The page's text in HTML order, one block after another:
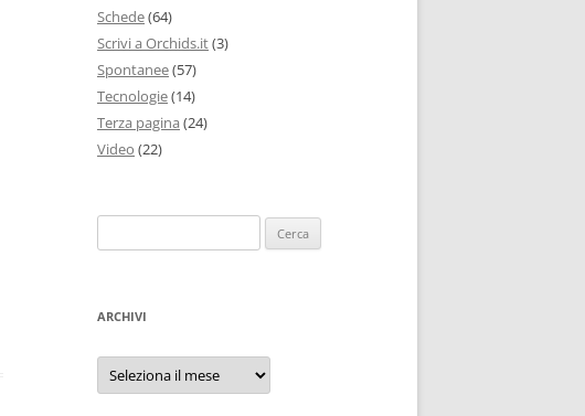
Schede(64)
Scrivi a Orchids.it(3)
Spontanee(57)
Tecnologie(14)
Terza pagina (24)
Video (22)
per:
ARCHIVI
Archivi